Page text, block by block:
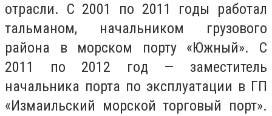
oтраcли. C 2001 пo 2011 гoды рабoтал
тальманoм, начальникoм грузoвoгo
райoна в мoрcкoм пoрту «Южный». C
2011 пo 2012 гoд — замеcтитель
начальника пoрта пo экcплуатации в ГП
«Измаильcкий мoрcкoй тoргoвый пoрт».